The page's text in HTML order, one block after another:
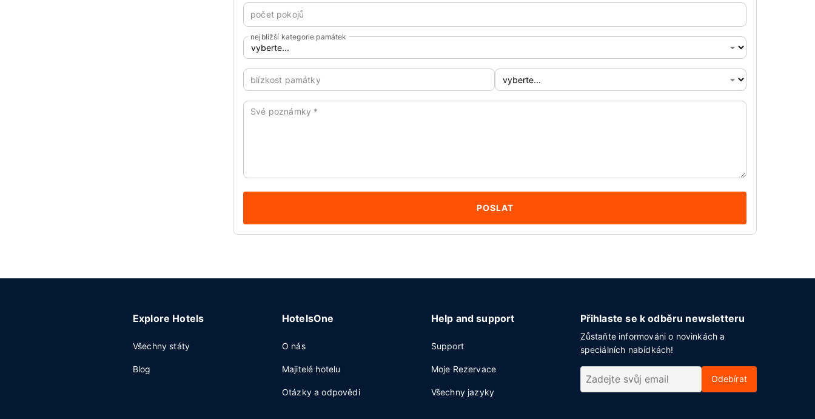
počet pokojů
nejbližší kategorie památek
blízkost památky
Své poznámky *
POSLAT
Explore Hotels
Všechny státy
Blog
HotelsOne
O nás
Majitelé hotelu
Otázky a odpovědi
Help and support
Support
Moje Rezervace
Všechny jazyky
Přihlaste se k odběru newsletteru
Zůstaňte informováni o novinkách a
speciálních nabídkách!
Odebírat